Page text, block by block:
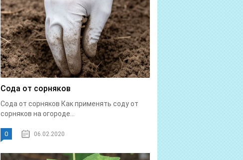
Сода от сорняков
Сода от сорняков Как применять соду от
сорняков на огороде...
0 06.02.2020